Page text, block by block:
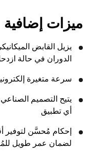
ميزات إضافية
يزيل القابض
الدوران في حالة
سرعة متغيرة
يتيح التصميم
أي تطبيق
إحكام مُحسَّن لتوفير
لضمان عمر طويل